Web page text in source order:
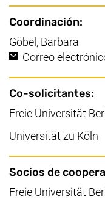
Coordinación:
Göbel, Barbara
Correo
Co-solicitantes:
Freie Universität
Universität zu Köln
Socios de
Freie Universität